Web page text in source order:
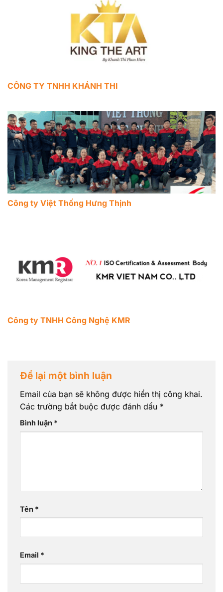
CÔNG TY TNHH KHÁNH THI
Công ty Việt Thống Hưng Thịnh
Công ty TNHH Công Nghệ KMR
Để lại một bình luận
Email của bạn sẽ không được hiển thị công khai.
Các trường bắt buộc được đánh dấu *
Bình luận *
Tên *
Email *